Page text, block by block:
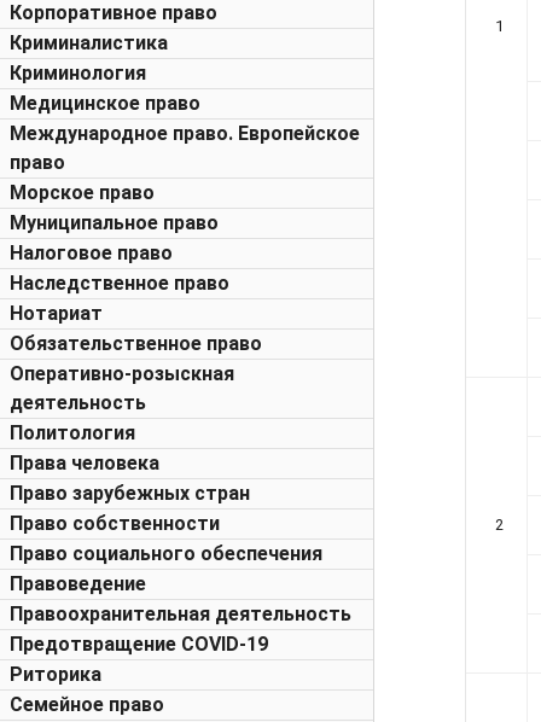
Корпоративное право
Криминалистика
Криминология
Медицинское право
Международное право. Европейское
право
Морское право
Муниципальное право
Налоговое право
Наследственное право
Нотариат
Обязательственное право
Оперативно-розыскная
деятельность
Политология
Права человека
Право зарубежных стран
Право собственности
Право социального обеспечения
Правоведение
Правоохранительная деятельность
Предотвращение COVID-19
Риторика
Семейное право
1
2